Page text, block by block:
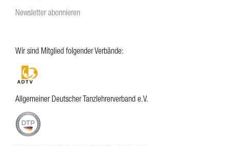
Newsletter abonnieren
Wir sind Mitglied folgender Verbände:
Allgemeiner Deutscher Tanzlehrerverband e.V.